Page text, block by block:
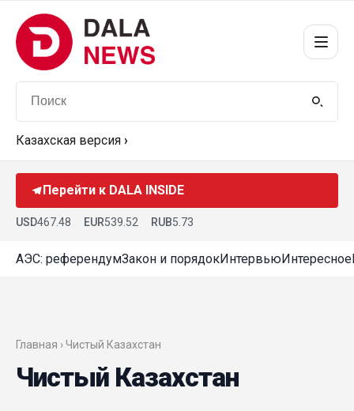
Казахская версия ›
Перейти к DALA INSIDE
USD467.48 EUR539.52 RUB5.73
АЭС: референдумЗакон и порядокИнтервьюИнтересное
Главная › Чистый Казахстан
Чистый Казахстан